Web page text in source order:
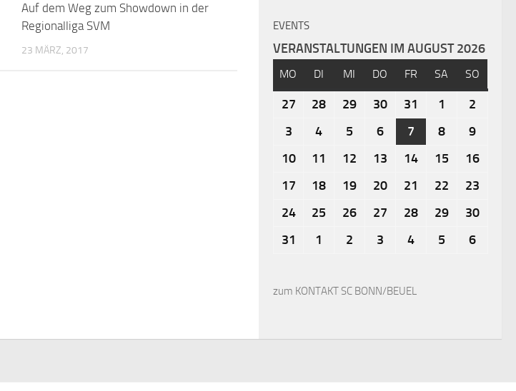
Auf dem Weg zum Showdown in der
Regionalliga SVM
23 MÄRZ, 2017
EVENTS
VERANSTALTUNGEN IM AUGUST 2026
MO DI MI DO FR SA SO
27 28 29 30 31 1
2
3
4 5 6 7 8
9
10
11 12 13 14 15
16
17
18 19 20 21 22
23
24
25 26 27 28 29
30
31
1 2 3 4 5 6
zum KONTAKT SC BONN/BEUEL